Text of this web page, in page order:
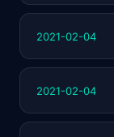
2021-02-04
2021-02-04